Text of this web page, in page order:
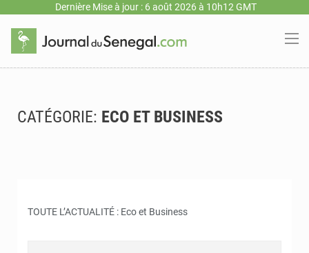
Dernière Mise à jour : 6 août 2026 à 10h12 GMT
CATÉGORIE: ECO ET BUSINESS
TOUTE L’ACTUALITÉ : Eco et Business